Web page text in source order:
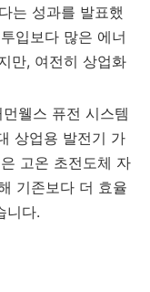
는 성과를 발표했
입보다 많은 에너
만, 여전히 상업화
웰스 퓨전 시스템
상업용 발전기 가
고온 초전도체 자
기존보다 더 효율
니다.